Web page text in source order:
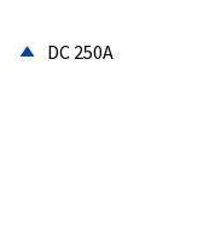
DC 250A